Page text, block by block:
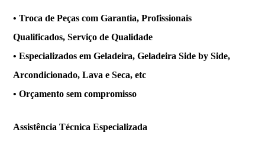
• Troca de Peças com Garantia, Profissionais
Qualificados, Serviço de Qualidade
• Especializados em Geladeira, Geladeira Side by Side,
Arcondicionado, Lava e Seca, etc
• Orçamento sem compromisso
Assistência Técnica Especializada